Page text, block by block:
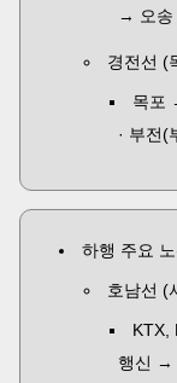
→ 오
경전선 (
목포
· 부전(
하행 주요 노
호남선
KTX,
행신 →